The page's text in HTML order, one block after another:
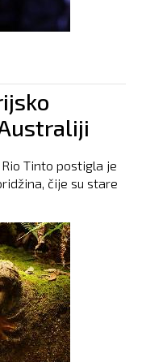
Tinto postigla je
čije su stare